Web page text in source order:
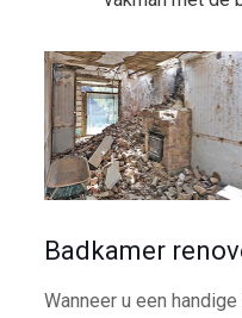
Badkamer
Wanneer u een